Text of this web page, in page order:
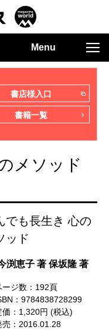
Menu
書店様入口
書籍一覧
メソッド
でも長生き 心の
ッド
渕恵子 著 保坂隆 著
ージ数：192頁
：9784838728299
価：1,320円 (税込)
売：2016.01.28